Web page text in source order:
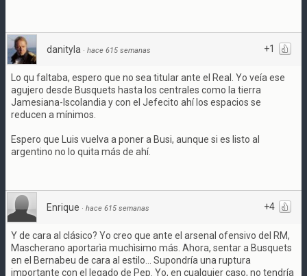
+1
danityla · hace 615 semanas
Lo qu faltaba, espero que no sea titular ante el Real. Yo veía ese
agujero desde Busquets hasta los centrales como la tierra
Jamesiana-Iscolandia y con el Jefecito ahí los espacios se
reducen a mínimos.
Espero que Luis vuelva a poner a Busi, aunque si es listo al
argentino no lo quita más de ahí.
+4
Enrique · hace 615 semanas
Y de cara al clásico? Yo creo que ante el arsenal ofensivo del RM,
Mascherano aportarìa muchìsimo más. Ahora, sentar a Busquets
en el Bernabeu de cara al estilo... Supondría una ruptura
importante con el legado de Pep. Yo, en cualquier caso, no tendría